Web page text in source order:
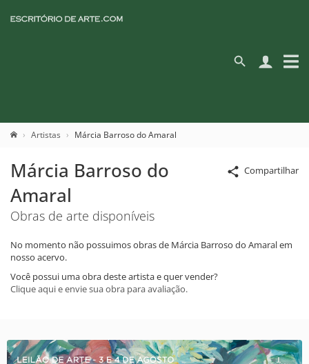
Artistas Márcia Barroso do Amaral
Compartilhar
Márcia Barroso do
Amaral
Obras de arte disponíveis
No momento não possuimos obras de Márcia Barroso do Amaral em
nosso acervo.
Você possui uma obra deste artista e quer vender?
Clique aqui e envie sua obra para avaliação.